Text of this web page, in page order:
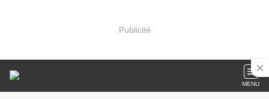
Publicité
MENU